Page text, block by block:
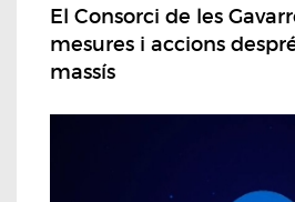
El Consorci de les
mesures i accions
massís